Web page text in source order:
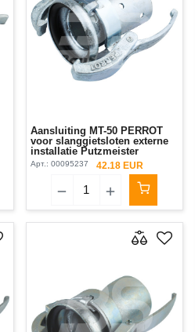
Aansluiting MT-50 PERROT
voor slanggietsloten externe
installatie Putzmeister
Арт.: 00095237 42.18 EUR